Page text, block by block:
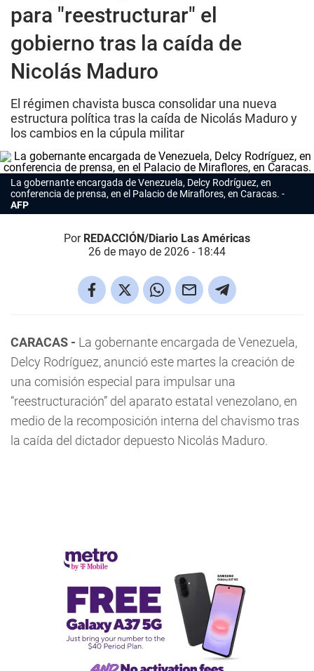
para "reestructurar" el
gobierno tras la caída de
Nicolás Maduro
El régimen chavista busca consolidar una nueva
estructura política tras la caída de Nicolás Maduro y
los cambios en la cúpula militar
La gobernante encargada de Venezuela, Delcy Rodríguez, en
conferencia de prensa, en el Palacio de Miraflores, en Caracas.
AFP
Por REDACCIÓN/Diario Las Américas
26 de mayo de 2026 - 18:44
CARACAS - La gobernante encargada de Venezuela,
Delcy Rodríguez, anunció este martes la creación de
una comisión especial para impulsar una
“reestructuración” del aparato estatal venezolano, en
medio de la recomposición interna del chavismo tras
la caída del dictador depuesto Nicolás Maduro.